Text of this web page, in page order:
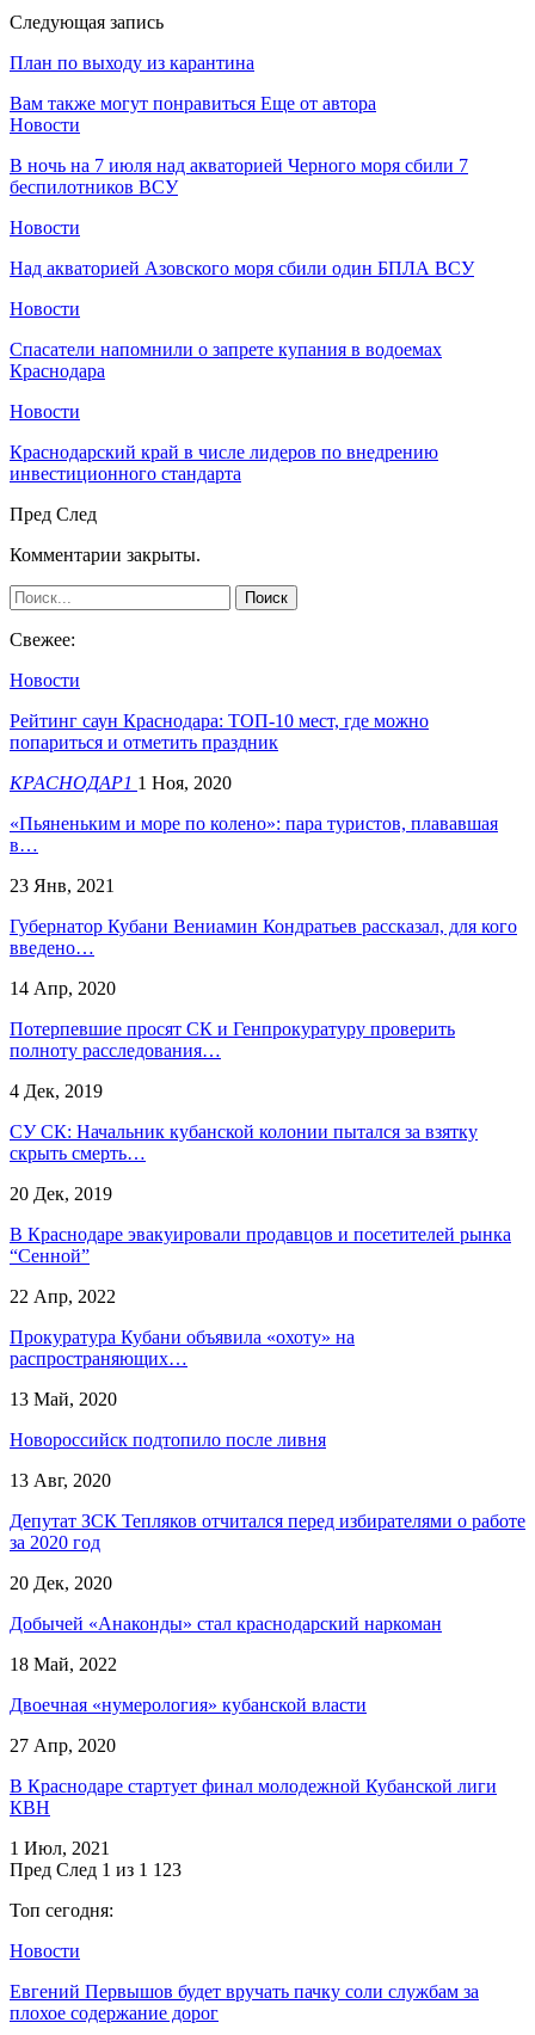
Следующая запись
План по выходу из карантина
Вам также могут понравиться Еще от автора
Новости
В ночь на 7 июля над акваторией Черного моря сбили 7
беспилотников ВСУ
Новости
Над акваторией Азовского моря сбили один БПЛА ВСУ
Новости
Спасатели напомнили о запрете купания в водоемах
Краснодара
Новости
Краснодарский край в числе лидеров по внедрению
инвестиционного стандарта
Пред След
Комментарии закрыты.
Свежее:
Новости
Рейтинг саун Краснодара: ТОП-10 мест, где можно
попариться и отметить праздник
КРАСНОДАР1 1 Ноя, 2020
«Пьяненьким и море по колено»: пара туристов, плававшая
в…
23 Янв, 2021
Губернатор Кубани Вениамин Кондратьев рассказал, для кого
введено…
14 Апр, 2020
Потерпевшие просят СК и Генпрокуратуру проверить
полноту расследования…
4 Дек, 2019
СУ СК: Начальник кубанской колонии пытался за взятку
скрыть смерть…
20 Дек, 2019
​В Краснодаре эвакуировали продавцов и посетителей рынка
“Сенной”
22 Апр, 2022
Прокуратура Кубани объявила «охоту» на
распространяющих…
13 Май, 2020
Новороссийск подтопило после ливня
13 Авг, 2020
Депутат ЗСК Тепляков отчитался перед избирателями о работе
за 2020 год
20 Дек, 2020
Добычей «Анаконды» стал краснодарский наркоман
18 Май, 2022
Двоечная «нумерология» кубанской власти
27 Апр, 2020
В Краснодаре стартует финал молодежной Кубанской лиги
КВН
1 Июл, 2021
Пред След 1 из 1 123
Топ сегодня:
Новости
Евгений Первышов будет вручать пачку соли службам за
плохое содержание дорог